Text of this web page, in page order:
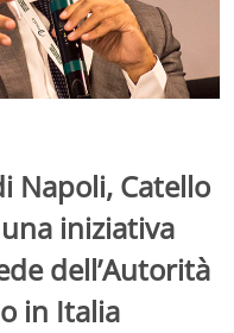
Napoli, Catello
iniziativa
dell’Autorità
in Italia